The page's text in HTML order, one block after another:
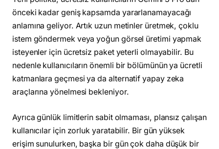
önceki kadar geniş kapsamda yararlanamayacağı
anlamına geliyor. Artık uzun metinler üretmek, çoklu
istem göndermek veya yoğun görsel üretimi yapmak
isteyenler için ücretsiz paket yeterli olmayabilir. Bu
nedenle kullanıcıların önemli bir bölümünün ya ücretli
katmanlara geçmesi ya da alternatif yapay zeka
araçlarına yönelmesi bekleniyor.
Ayrıca günlük limitlerin sabit olmaması, plansız çalışan
kullanıcılar için zorluk yaratabilir. Bir gün yüksek
erişim sunulurken, başka bir gün çok daha düşük bir